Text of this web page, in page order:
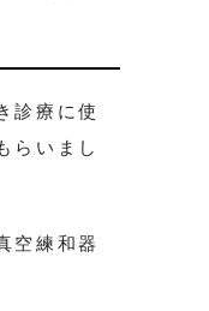
診療に使
らいまし
空練和器